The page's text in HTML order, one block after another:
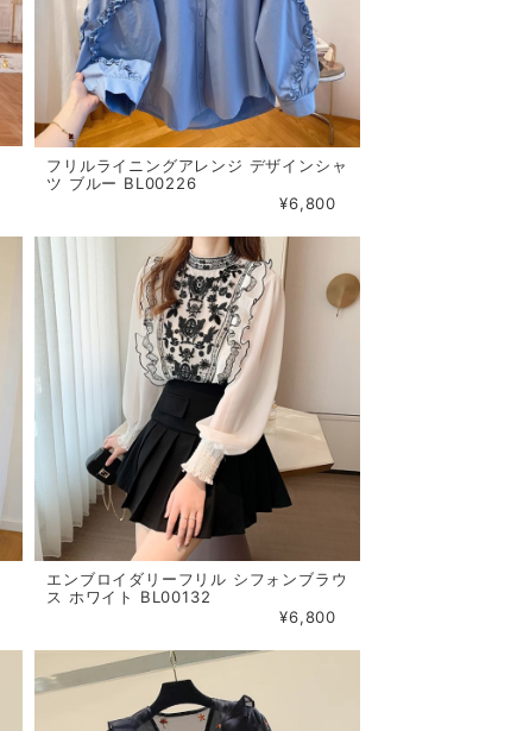
フリルライニングアレンジ デザインシャ
ツ ブルー BL00226
¥6,800
エンブロイダリーフリル シフォンブラウ
ス ホワイト BL00132
¥6,800